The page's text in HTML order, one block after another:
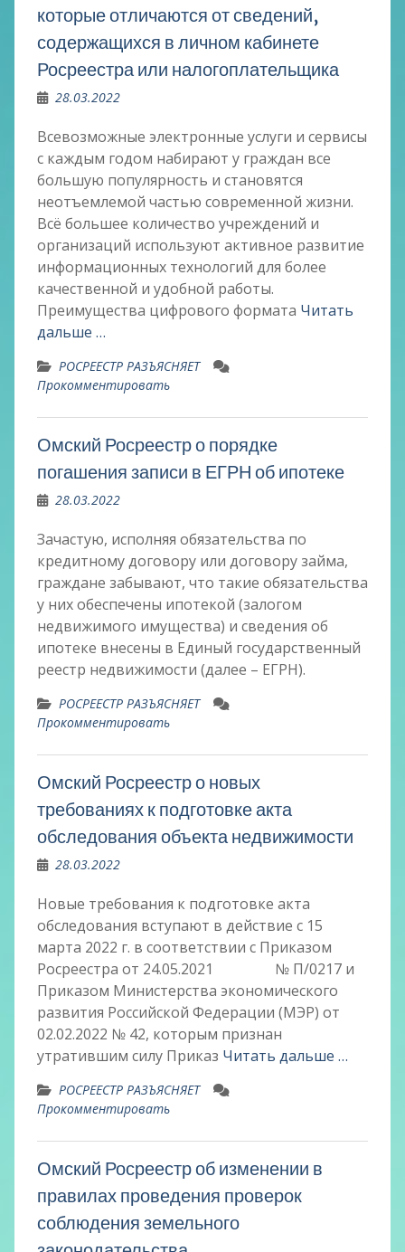
которые отличаются от сведений,
содержащихся в личном кабинете
Росреестра или налогоплательщика
28.03.2022
Всевозможные электронные услуги и сервисы
с каждым годом набирают у граждан все
большую популярность и становятся
неотъемлемой частью современной жизни.
Всё большее количество учреждений и
организаций используют активное развитие
информационных технологий для более
качественной и удобной работы.
Преимущества цифрового формата Читать
дальше …
РОСРЕЕСТР РАЗЪЯСНЯЕТ
Прокомментировать
Омский Росреестр о порядке
погашения записи в ЕГРН об ипотеке
28.03.2022
Зачастую, исполняя обязательства по
кредитному договору или договору займа,
граждане забывают, что такие обязательства
у них обеспечены ипотекой (залогом
недвижимого имущества) и сведения об
ипотеке внесены в Единый государственный
реестр недвижимости (далее – ЕГРН).
РОСРЕЕСТР РАЗЪЯСНЯЕТ
Прокомментировать
Омский Росреестр о новых
требованиях к подготовке акта
обследования объекта недвижимости
28.03.2022
Новые требования к подготовке акта
обследования вступают в действие с 15
марта 2022 г. в соответствии с Приказом
Росреестра от 24.05.2021 № П/0217 и
Приказом Министерства экономического
развития Российской Федерации (МЭР) от
02.02.2022 № 42, которым признан
утратившим силу Приказ Читать дальше …
РОСРЕЕСТР РАЗЪЯСНЯЕТ
Прокомментировать
Омский Росреестр об изменении в
правилах проведения проверок
соблюдения земельного